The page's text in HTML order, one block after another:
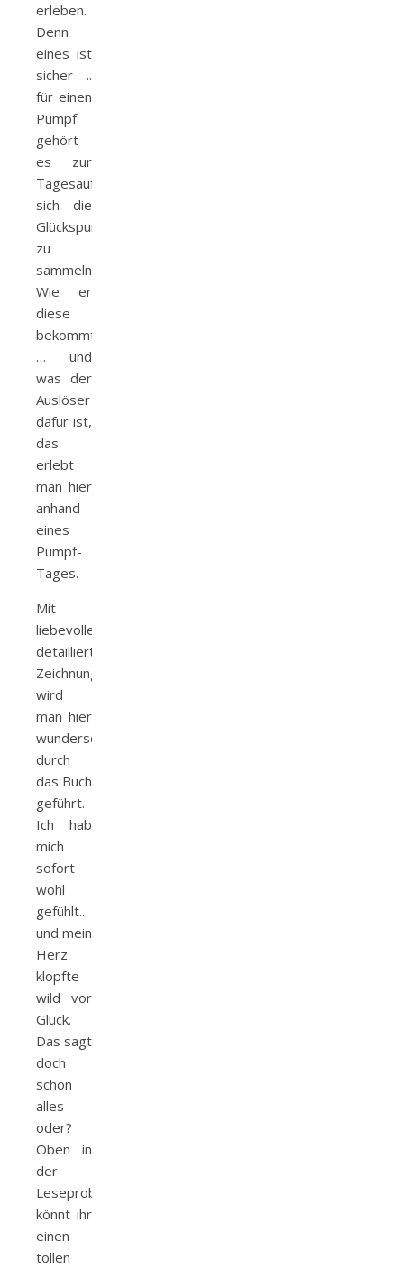
erleben.
Denn
eines ist
sicher ..
für einen
Pumpf
gehört
es zur
Tagesaufgabe,
sich die
Glückspunkte
zu
sammeln.
Wie er
diese
bekommt
… und
was der
Auslöser
dafür ist,
das
erlebt
man hier
anhand
eines
Pumpf-
Tages.
Mit
liebevoller
detaillierten
Zeichnungen
wird
man hier
wunderschön
durch
das Buch
geführt.
Ich hab
mich
sofort
wohl
gefühlt..
und mein
Herz
klopfte
wild vor
Glück.
Das sagt
doch
schon
alles
oder?
Oben in
der
Leseprobe
könnt ihr
einen
tollen